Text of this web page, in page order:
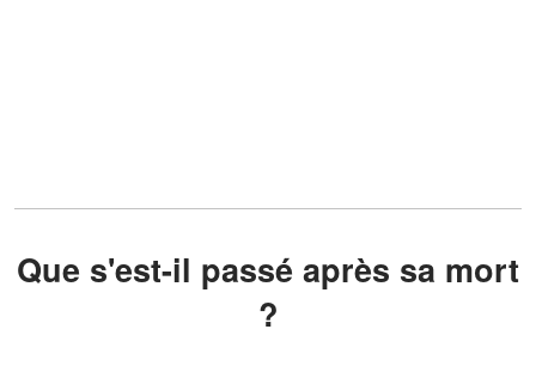
Que s'est-il passé après sa mort
?